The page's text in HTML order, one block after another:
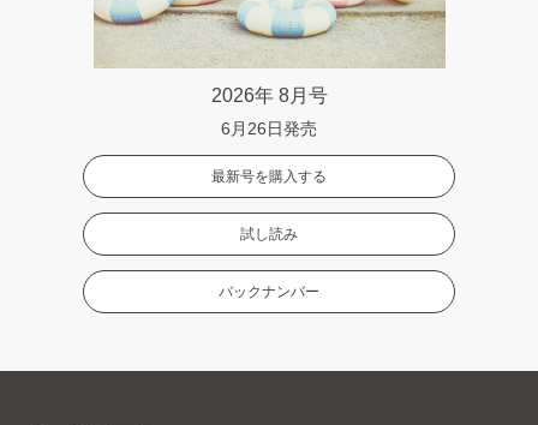
2026年 8月号
6月26日発売
最新号を購入する
試し読み
バックナンバー